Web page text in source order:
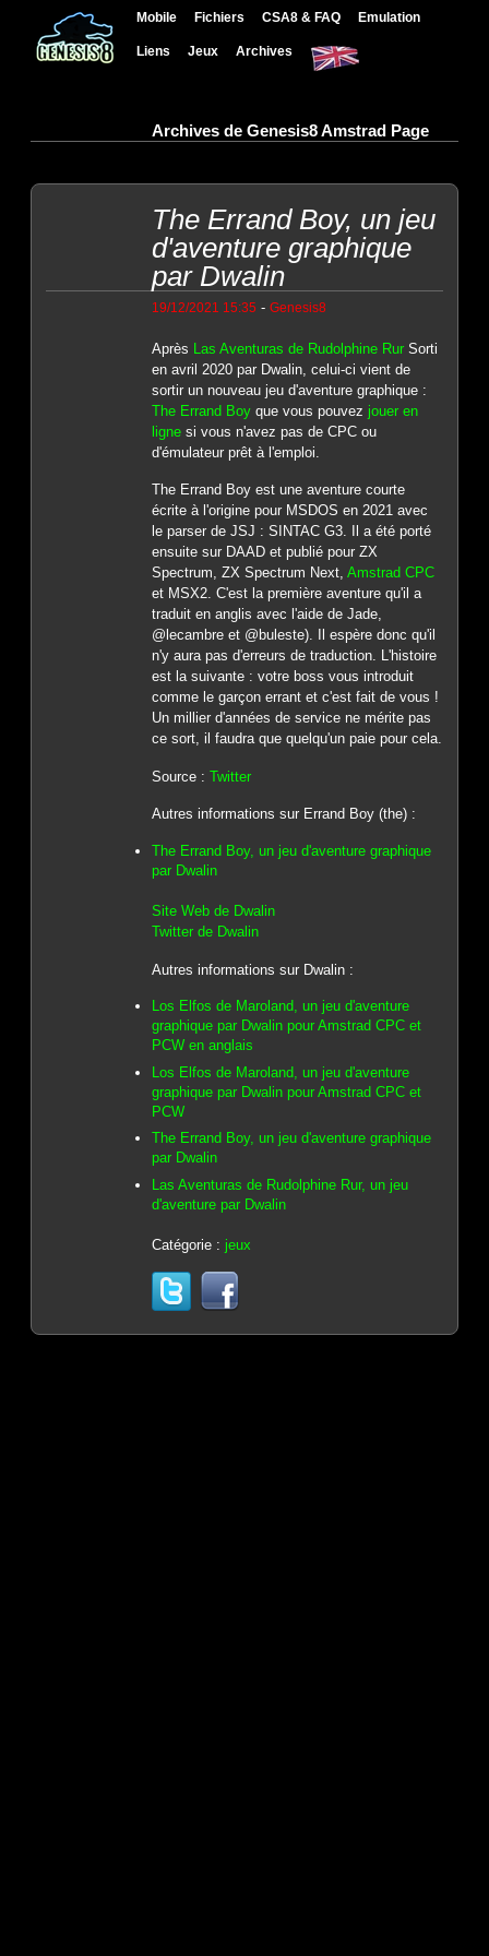
Mobile Fichiers CSA8 & FAQ Emulation
Liens Jeux Archives
Archives de Genesis8 Amstrad Page
The Errand Boy, un jeu
d'aventure graphique
par Dwalin
19/12/2021 15:35 - Genesis8
Après Las Aventuras de Rudolphine RurSorti
en avril 2020 par Dwalin, celui-ci vient de
sortir un nouveau jeu d'aventure graphique :
The Errand Boyque vous pouvez jouer en
lignesi vous n'avez pas de CPC ou
d'émulateur prêt à l'emploi.
The Errand Boy est une aventure courte
écrite à l'origine pour MSDOS en 2021 avec
le parser de JSJ : SINTAC G3. Il a été porté
ensuite sur DAAD et publié pour ZX
Spectrum, ZX Spectrum Next, Amstrad CPC
et MSX2. C'est la première aventure qu'il a
traduit en anglis avec l'aide de Jade,
@lecambre et @buleste). Il espère donc qu'il
n'y aura pas d'erreurs de traduction. L'histoire
est la suivante : votre boss vous introduit
comme le garçon errant et c'est fait de vous !
Un millier d'années de service ne mérite pas
ce sort, il faudra que quelqu'un paie pour cela.
Source : Twitter
Autres informations sur Errand Boy (the) :
The Errand Boy, un jeu d'aventure graphique
par Dwalin
Site Web de Dwalin
Twitter de Dwalin
Autres informations sur Dwalin :
Los Elfos de Maroland, un jeu d'aventure
graphique par Dwalin pour Amstrad CPC et
PCW en anglais
Los Elfos de Maroland, un jeu d'aventure
graphique par Dwalin pour Amstrad CPC et
PCW
The Errand Boy, un jeu d'aventure graphique
par Dwalin
Las Aventuras de Rudolphine Rur, un jeu
d'aventure par Dwalin
Catégorie : jeux